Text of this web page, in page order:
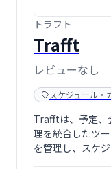
トラフト
Trafft
レビューなし
スケジュール・
Trafftは、予定、
理を統合したツ
を管理し、スケ